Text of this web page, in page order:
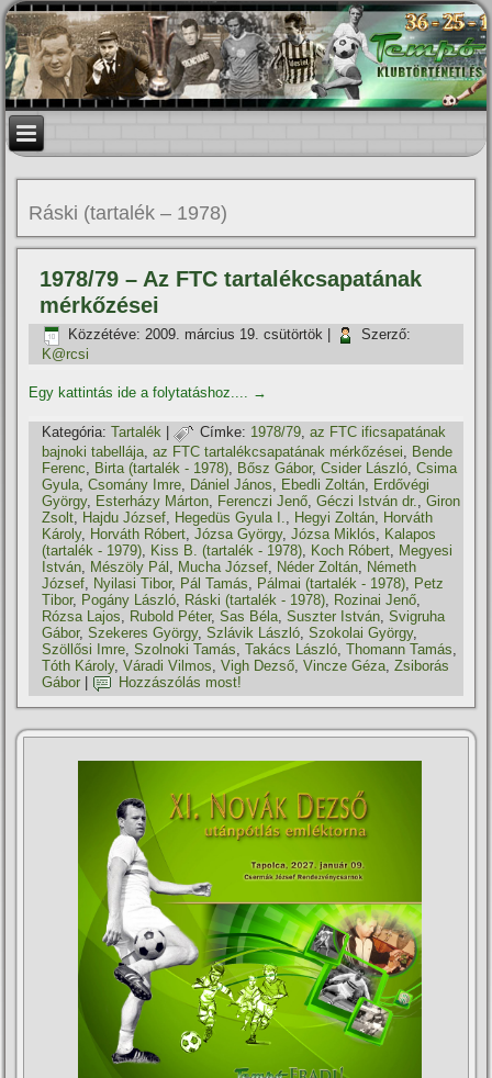
Ráski (tartalék – 1978)
1978/79 – Az FTC tartalékcsapatának
mérkőzései
Közzétéve: 2009. március 19. csütörtök
Szerző:
K@rcsi
Egy kattintás ide a folytatáshoz.... →
Kategória: Tartalék | Címke: 1978/79,az FTC ificsapatának
bajnoki tabellája,az FTC tartalékcsapatának mérkőzései, Bende
Ferenc, Birta (tartalék - 1978), Bősz Gábor,Csider László,Csima
Gyula,Csomány Imre, Dániel János, Ebedli Zoltán, Erdővégi
György, Esterházy Márton, Ferenczi Jenő,Géczi István dr.,Giron
Zsolt, Hajdu József, Hegedüs Gyula I., Hegyi Zoltán, Horváth
Károly, Horváth Róbert,Józsa György,Józsa Miklós, Kalapos
(tartalék - 1979), Kiss B. (tartalék - 1978), Koch Róbert, Megyesi
István, Mészöly Pál , Mucha József, Néder Zoltán, Németh
József, Nyilasi Tibor, Pál Tamás, Pálmai (tartalék - 1978), Petz
Tibor, Pogány László, Ráski (tartalék - 1978), Rozinai Jenő,
Rózsa Lajos, Rubold Péter,Sas Béla,Suszter István,Svigruha
Gábor,Szekeres György,Szlávik László,Szokolai György,
Szöllősi Imre,Szolnoki Tamás,Takács László,Thomann Tamás,
Tóth Károly,Váradi Vilmos,Vigh Dezső,Vincze Géza,Zsiborás
Gábor
Hozzászólás most!